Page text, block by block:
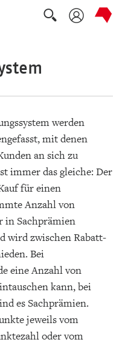
Suche
werden
mit denen
an sich zu
immer das gleiche: Der
für einen
Anzahl von
in Sachprämien
wird zwischen Rabatt-
Bei
eine Anzahl von
kann, bei
es Sachprämien.
jeweils vom
oder vom